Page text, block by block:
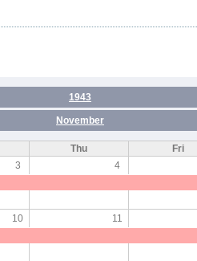
1943
November
Thu Fri
3 4
10 11